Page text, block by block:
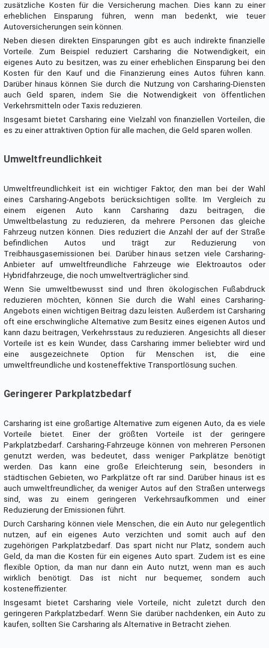
zusätzliche Kosten für die Versicherung machen. Dies kann zu einer
erheblichen Einsparung führen, wenn man bedenkt, wie teuer
Autoversicherungen sein können.
Neben diesen direkten Einsparungen gibt es auch indirekte finanzielle
Vorteile. Zum Beispiel reduziert Carsharing die Notwendigkeit, ein
eigenes Auto zu besitzen, was zu einer erheblichen Einsparung bei den
Kosten für den Kauf und die Finanzierung eines Autos führen kann.
Darüber hinaus können Sie durch die Nutzung von Carsharing-Diensten
auch Geld sparen, indem Sie die Notwendigkeit von öffentlichen
Verkehrsmitteln oder Taxis reduzieren.
Insgesamt bietet Carsharing eine Vielzahl von finanziellen Vorteilen, die
es zu einer attraktiven Option für alle machen, die Geld sparen wollen.
Umweltfreundlichkeit
Umweltfreundlichkeit ist ein wichtiger Faktor, den man bei der Wahl
eines Carsharing-Angebots berücksichtigen sollte. Im Vergleich zu
einem eigenen Auto kann Carsharing dazu beitragen, die
Umweltbelastung zu reduzieren, da mehrere Personen das gleiche
Fahrzeug nutzen können. Dies reduziert die Anzahl der auf der Straße
befindlichen Autos und trägt zur Reduzierung von
Treibhausgasemissionen bei. Darüber hinaus setzen viele Carsharing-
Anbieter auf umweltfreundliche Fahrzeuge wie Elektroautos oder
Hybridfahrzeuge, die noch umweltverträglicher sind.
Wenn Sie umweltbewusst sind und Ihren ökologischen Fußabdruck
reduzieren möchten, können Sie durch die Wahl eines Carsharing-
Angebots einen wichtigen Beitrag dazu leisten. Außerdem ist Carsharing
oft eine erschwingliche Alternative zum Besitz eines eigenen Autos und
kann dazu beitragen, Verkehrsstaus zu reduzieren. Angesichts all dieser
Vorteile ist es kein Wunder, dass Carsharing immer beliebter wird und
eine ausgezeichnete Option für Menschen ist, die eine
umweltfreundliche und kosteneffektive Transportlösung suchen.
Geringerer Parkplatzbedarf
Carsharing ist eine großartige Alternative zum eigenen Auto, da es viele
Vorteile bietet. Einer der größten Vorteile ist der geringere
Parkplatzbedarf. Carsharing-Fahrzeuge können von mehreren Personen
genutzt werden, was bedeutet, dass weniger Parkplätze benötigt
werden. Das kann eine große Erleichterung sein, besonders in
städtischen Gebieten, wo Parkplätze oft rar sind. Darüber hinaus ist es
auch umweltfreundlicher, da weniger Autos auf den Straßen unterwegs
sind, was zu einem geringeren Verkehrsaufkommen und einer
Reduzierung der Emissionen führt.
Durch Carsharing können viele Menschen, die ein Auto nur gelegentlich
nutzen, auf ein eigenes Auto verzichten und somit auch auf den
zugehörigen Parkplatzbedarf. Das spart nicht nur Platz, sondern auch
Geld, da man die Kosten für ein eigenes Auto spart. Zudem ist es eine
flexible Option, da man nur dann ein Auto nutzt, wenn man es auch
wirklich benötigt. Das ist nicht nur bequemer, sondern auch
kosteneffizienter.
Insgesamt bietet Carsharing viele Vorteile, nicht zuletzt durch den
geringeren Parkplatzbedarf. Wenn Sie darüber nachdenken, ein Auto zu
kaufen, sollten Sie Carsharing als Alternative in Betracht ziehen.